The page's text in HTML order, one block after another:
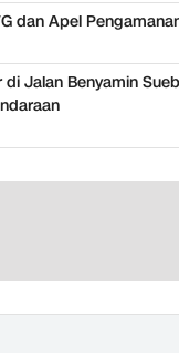
dan Apel
di Jalan Benyamin